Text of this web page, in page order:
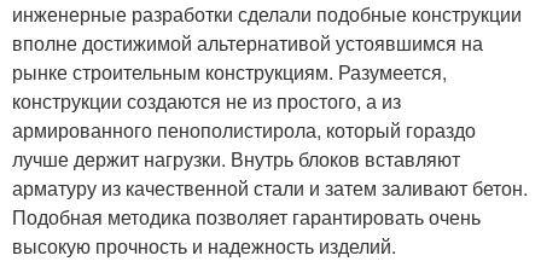
Средство от налета
Средство от
известкового налета
Щелочное средство
Средства для
акриловых ванн
инженерные разработки сделали подобные конструкции
вполне достижимой альтернативой устоявшимся на
рынке строительным конструкциям. Разумеется,
конструкции создаются не из простого, а из
армированного пенополистирола, который гораздо
лучше держит нагрузки. Внутрь блоков вставляют
арматуру из качественной стали и затем заливают бетон.
Подобная методика позволяет гарантировать очень
высокую прочность и надежность изделий.